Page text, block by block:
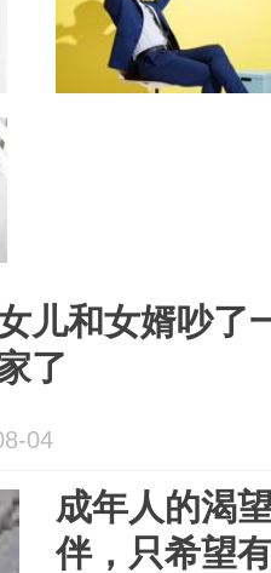
儿和女婿吵了
了
04
成年人的渴
伴，只希望